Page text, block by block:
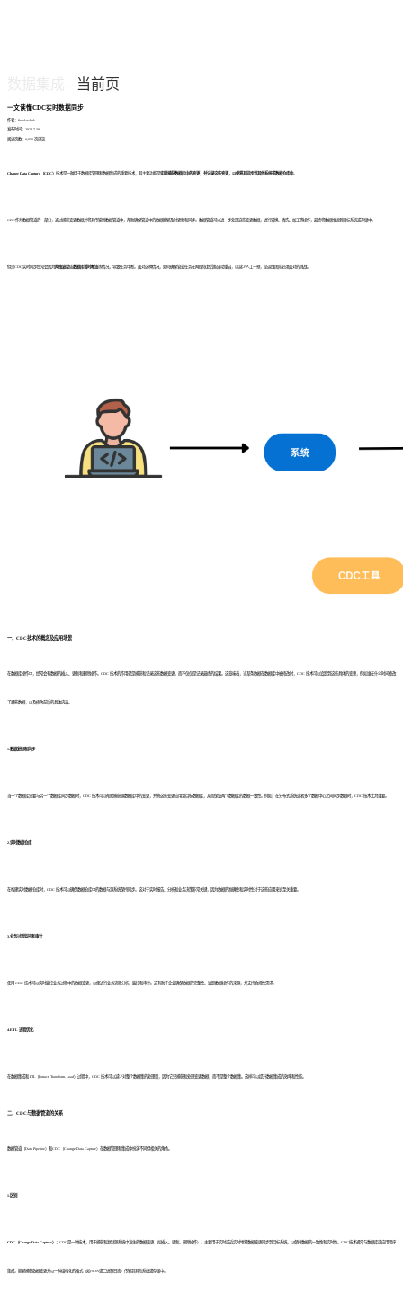
当前页
一文读懂CDC实时数据同步
作者：finedatalink
发布时间：2024.7.30
阅读次数：6,070 次浏览
Change Data Capture（CDC） 技术是一种用于数据库管理和数据集成的重要技术，其主要功能是实时捕获数据库中的变更，并记录这些变更，以便将其同步到其他系统或数据仓库中。
CDC作为数据管道的一部分，通过捕获变更数据并将其传输到数据管道中，帮助确保管道中的数据能够及时更新和同步。数据管道可以进一步处理这些变更数据，进行转换、清洗、加工等操作，最终将数据推送到目标系统或存储中。
但是CDC实时同步经常会因为 网络波动或 数据库暂时断连等情况，导致任务中断。面对这种情况，如何确保管道任务在网络恢复后能自动重启，以减少人工干预，是运维团队必须面对的挑战。
一、CDC技术的概念及应用场景
在数据库操作中，经常会有数据的插入、更新和删除操作。CDC 技术的作用就是捕获和记录这些数据变更，而不仅仅是记录最终的结果。这意味着，当某条数据在数据库中被修改时，CDC 技术可以追踪到这些具体的变更，例如谁在什么时间修改
了哪些数据，以及修改前后的具体内容。
1.数据复制和同步
当一个数据库需要与另一个数据库同步数据时，CDC 技术可以帮助捕获源数据库中的变更，并将这些变更应用到目标数据库，从而保证两个数据库的数据一致性。例如，在分布式系统或者多个数据中心之间同步数据时，CDC 技术尤为重要。
2.实时数据仓库
在构建实时数据仓库时，CDC 技术可以确保数据仓库中的数据与源系统保持同步。这对于实时报告、分析和业务决策非常关键，因为数据的准确性和实时性对于这些应用来说至关重要。
3.业务过程监控和审计
使用 CDC 技术可以实时监控业务过程中的数据变更，以便进行业务流程分析、监控和审计。这有助于企业确保数据的完整性、追踪数据操作的来源，并支持合规性需求。
4.ETL 进程优化
在数据集成和 ETL（Extract, Transform, Load）过程中，CDC 技术可以减少对整个数据集的处理量，因为它只捕获和处理变更数据，而不是整个数据集。这样可以提升数据集成的效率和性能。
二、CDC与数据管道的关系
数据管道（Data Pipeline）和CDC（Change Data Capture）在数据管理和集成中扮演不同但相关的角色。
1.区别
CDC（Change Data Capture）： CDC是一种技术，用于捕获和复制源系统中发生的数据变更（如插入、更新、删除操作）。主要用于实时或近实时地将数据变更同步到目标系统，以保持数据的一致性和实时性。CDC技术通常与数据库或应用程序
集成，能够捕获数据变更并以一种结构化的格式（如JSON或二进制日志）传输到其他系统或存储中。